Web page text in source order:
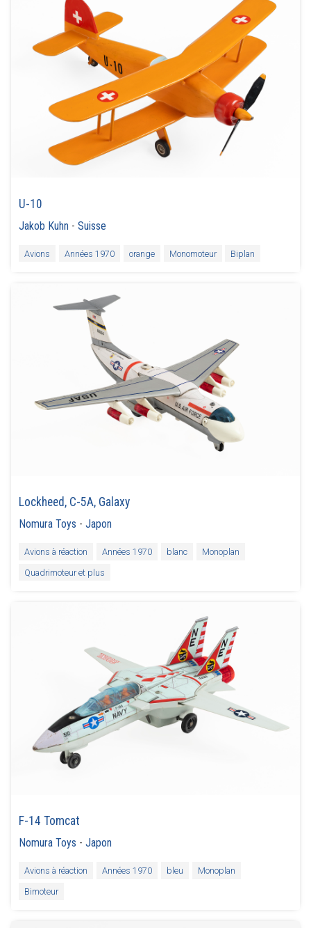
U-10
Jakob Kuhn -Suisse
Avions Années 1970 orange Monomoteur Biplan
Lockheed, C-5A, Galaxy
Nomura Toys -Japon
Avions à réaction Années 1970 blanc
Monoplan
Quadrimoteur et plus
F-14 Tomcat
Nomura Toys -Japon
Avions à réaction Années 1970 bleu
Monoplan
Bimoteur